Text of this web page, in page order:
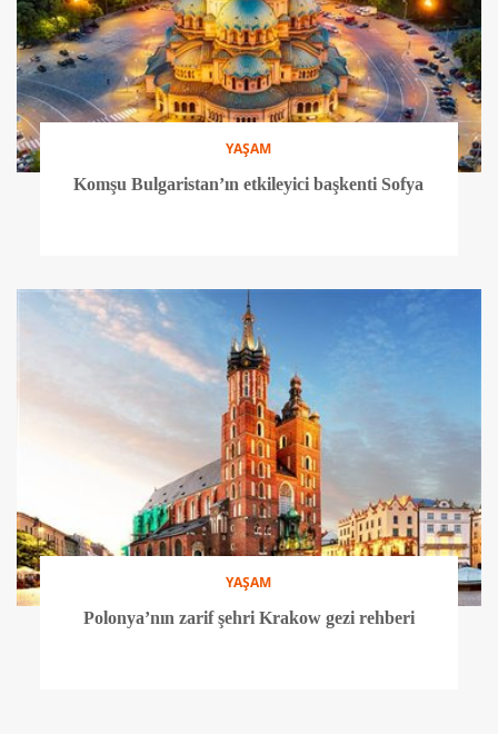
YAŞAM
Komşu Bulgaristan’ın etkileyici başkenti Sofya
YAŞAM
Polonya’nın zarif şehri Krakow gezi rehberi